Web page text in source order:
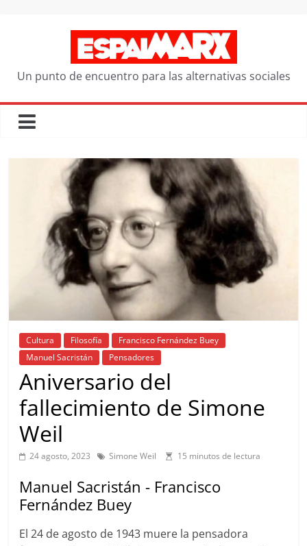
Un punto de encuentro para las alternativas sociales
Cultura Filosofía
Francisco Fernández Buey
Manuel Sacristán
Pensadores
Aniversario del
fallecimiento de Simone
Weil
24 agosto, 2023 Simone Weil 15 minutos de lectura
Manuel Sacristán - Francisco
Fernández Buey
El 24 de agosto de 1943 muere la pensadora